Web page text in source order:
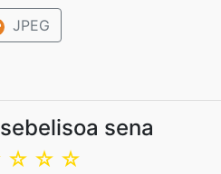
JPEG
sena
☆
☆
☆